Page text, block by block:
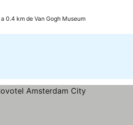
a 0.4 km de Van Gogh Museum